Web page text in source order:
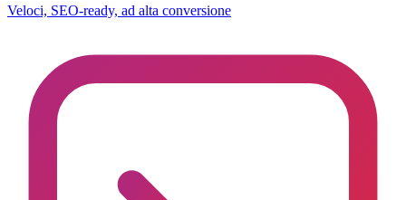
Veloci, SEO-ready, ad alta conversione